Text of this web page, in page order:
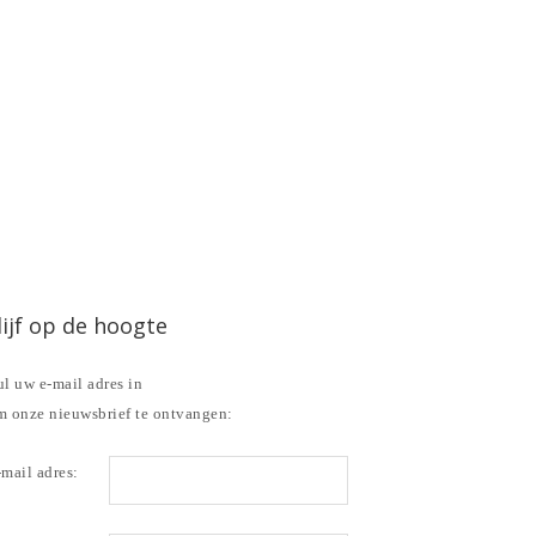
op de hoogte
uw e-mail adres in
onze nieuwsbrief te ontvangen:
adres: